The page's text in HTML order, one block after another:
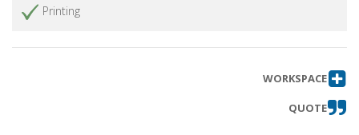
Printing
WORKSPACE
QUOTE